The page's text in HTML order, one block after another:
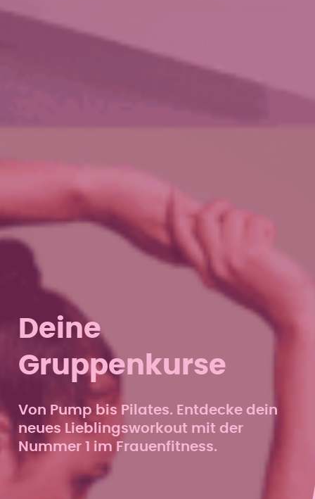
Deine
Gruppenkurse
Von Pump bis Pilates. Entdecke dein
neues Lieblingsworkout mit der
Nummer 1 im Frauenfitness.